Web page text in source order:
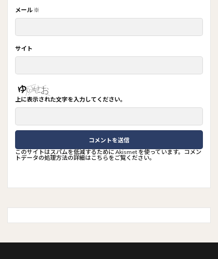
メール ※
サイト
上に表示された文字を入力してください。
このサイトはスパムを低減するために Akismet を使っています。 コメン
トデータの処理方法の詳細はこちらをご覧ください。